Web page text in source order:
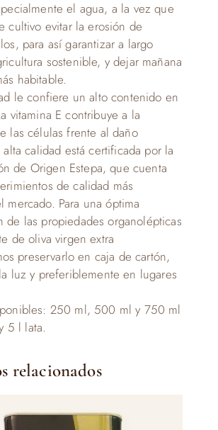
el agua, a la vez que
cultivo evitar la erosión de
para así garantizar a largo
sostenible, y dejar mañana
habitable.
le confiere un alto contenido en
vitamina E contribuye a la
las células frente al daño
calidad está certificada por la
de Origen Estepa, que cuenta
de calidad más
mercado. Para una óptima
de las propiedades organolépticas
de oliva virgen extra
preservarlo en caja de cartón,
luz y preferiblemente en lugares
250 ml, 500 ml y 750 ml
5 l lata.
relacionados